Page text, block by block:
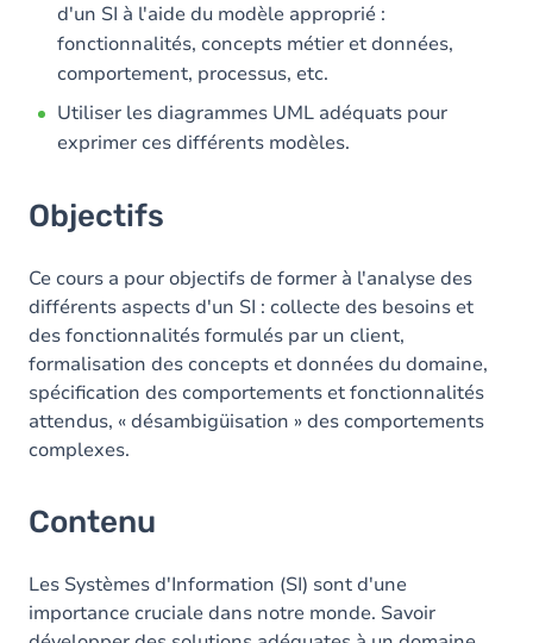
d'un SI à l'aide du modèle approprié :
fonctionnalités, concepts métier et données,
comportement, processus, etc.
Utiliser les diagrammes UML adéquats pour
exprimer ces différents modèles.
Objectifs
Ce cours a pour objectifs de former à l'analyse des
différents aspects d'un SI : collecte des besoins et
des fonctionnalités formulés par un client,
formalisation des concepts et données du domaine,
spécification des comportements et fonctionnalités
attendus, « désambigüisation » des comportements
complexes.
Contenu
Les Systèmes d'Information (SI) sont d'une
importance cruciale dans notre monde. Savoir